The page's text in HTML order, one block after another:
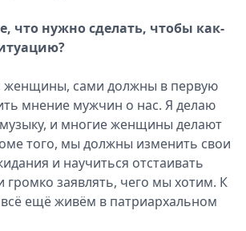
что нужно сделать, чтобы как-
женщины, сами должны в первую
мнение мужчин о нас. Я делаю
и многие женщины делают
того, мы должны изменить свои
и научиться отстаивать
громко заявлять, чего мы хотим. К
ещё живём в патриархальном